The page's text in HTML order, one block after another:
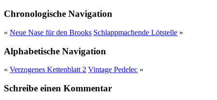
Chronologische Navigation
« Neue Nase für den Brooks Schlappmachende Lötstelle »
Alphabetische Navigation
« Verzogenes Kettenblatt 2 Vintage Pedelec »
Schreibe einen Kommentar